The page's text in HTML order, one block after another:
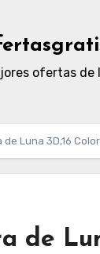
ofertas de
Luna 3D,16
de